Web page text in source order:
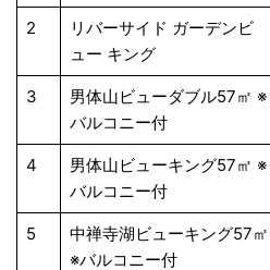
2
リバーサイド ガーデンビ
ュー キング
3
男体山ビューダブル57㎡ ※
バルコニー付
4
男体山ビューキング57㎡ ※
バルコニー付
5
中禅寺湖ビューキング57㎡
※バルコニー付